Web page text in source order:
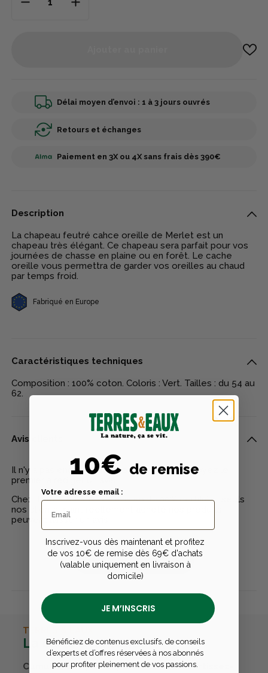
Délai moyen d’envoi : 1 à 3 jours ouvrés
Retours et échanges
Paiement en 3X ou 4X sans frais dès 390€
Description
La chapeau feutré cahce oreille de Merlet est un
chapeau très élégant. Ce chapeau sera parfait pour vos
journées de chasse en plaine ou en forêt. Le cache
oreille vous permettra de garder vos oreilles au chaud
par temps froid.
Fabriqué en Europe
Caractéristiques techniques
Composition : 100% coton. Coloris : Vert. Tailles : du 54 au
62.
Avis clients
Il n'y a pas encore d'avis pour ce produit - Soyez le
premier à rédiger un avis
Chez Terres & Eaux, les avis sont 100% certifiés : seuls
nos clients ayant réellement acheté nos produits
peuvent laisser un avis
Publier un avis
TERRES & EAUX
La carte avantages
Cumulez des points passions et convertissez-
10€ de remise
Votre adresse email :
Inscrivez-vous dès maintenant et profitez
de vos 10€ de remise dès 69€ d'achats
(valable uniquement en livraison à
domicile)
JE M’INSCRIS
Bénéficiez de contenus exclusifs, de conseils
d’experts et d’offres réservées à nos abonnés
pour profiter pleinement de vos passions.